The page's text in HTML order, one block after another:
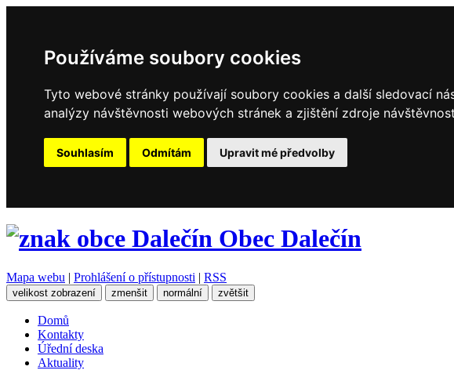
Používáme soubory cookies
Tyto webové stránky používají soubory cookies a další sledovací
analýzy návštěvnosti webových stránek a zjištění zdroje
Souhlasím Odmítám Upravit mé předvolby
Obec Dalečín
Mapa webu | Prohlášení o přístupnosti | RSS
velikost zobrazení zmenšit normální zvětšit
Domů
Kontakty
Úřední deska
Aktuality